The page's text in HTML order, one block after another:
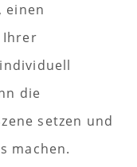
einen
Ihrer
die
setzen und
machen.